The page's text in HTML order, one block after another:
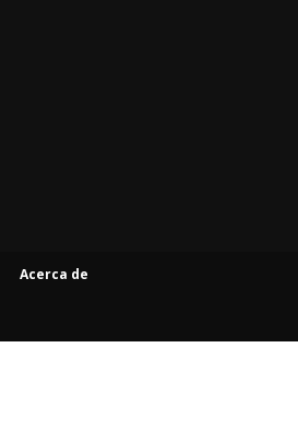
Acerca de